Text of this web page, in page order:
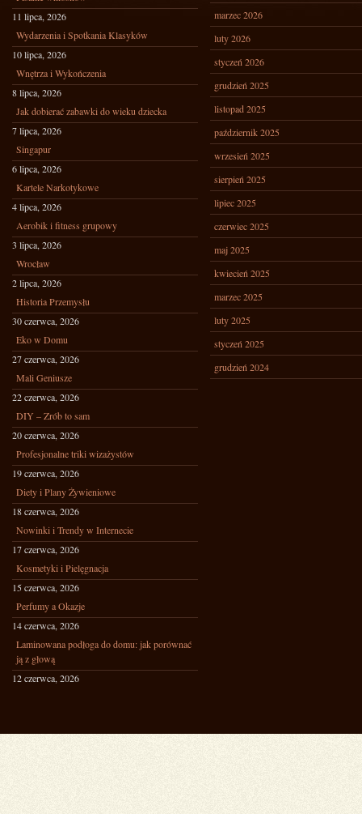
11 lipca, 2026
Wydarzenia i Spotkania Klasyków
10 lipca, 2026
Wnętrza i Wykończenia
8 lipca, 2026
Jak dobierać zabawki do wieku dziecka
7 lipca, 2026
Singapur
6 lipca, 2026
Kartele Narkotykowe
4 lipca, 2026
Aerobik i fitness grupowy
3 lipca, 2026
Wrocław
2 lipca, 2026
Historia Przemysłu
30 czerwca, 2026
Eko w Domu
27 czerwca, 2026
Mali Geniusze
22 czerwca, 2026
DIY – Zrób to sam
20 czerwca, 2026
Profesjonalne triki wizażystów
19 czerwca, 2026
Diety i Plany Żywieniowe
18 czerwca, 2026
Nowinki i Trendy w Internecie
17 czerwca, 2026
Kosmetyki i Pielęgnacja
15 czerwca, 2026
Perfumy a Okazje
14 czerwca, 2026
Laminowana podłoga do domu: jak porównać
ją z głową
12 czerwca, 2026
marzec 2026
luty 2026
styczeń 2026
grudzień 2025
listopad 2025
październik 2025
wrzesień 2025
sierpień 2025
lipiec 2025
czerwiec 2025
maj 2025
kwiecień 2025
marzec 2025
luty 2025
styczeń 2025
grudzień 2024